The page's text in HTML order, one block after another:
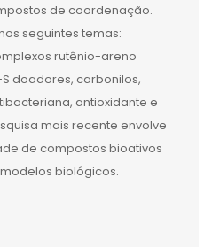
de coordenação.
seguintes temas:
rutênio-areno
doadores, carbonilos,
antioxidante e
mais recente envolve
de compostos bioativos
biológicos.